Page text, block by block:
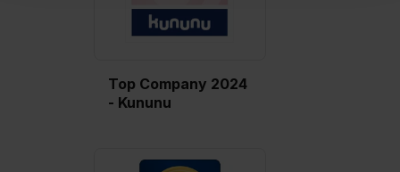
Inhalte (z.B. Videos oder Posts) angezeigt und hierfür
erforderliche personenbezogene Daten an Social Media
Einzelfall bei dem jeweiligen Inhalt erteilen. Willst du nur
erlauben“. Die Einwilligung zur Platzierung von Cookies
Top Company 2024
- Kununu